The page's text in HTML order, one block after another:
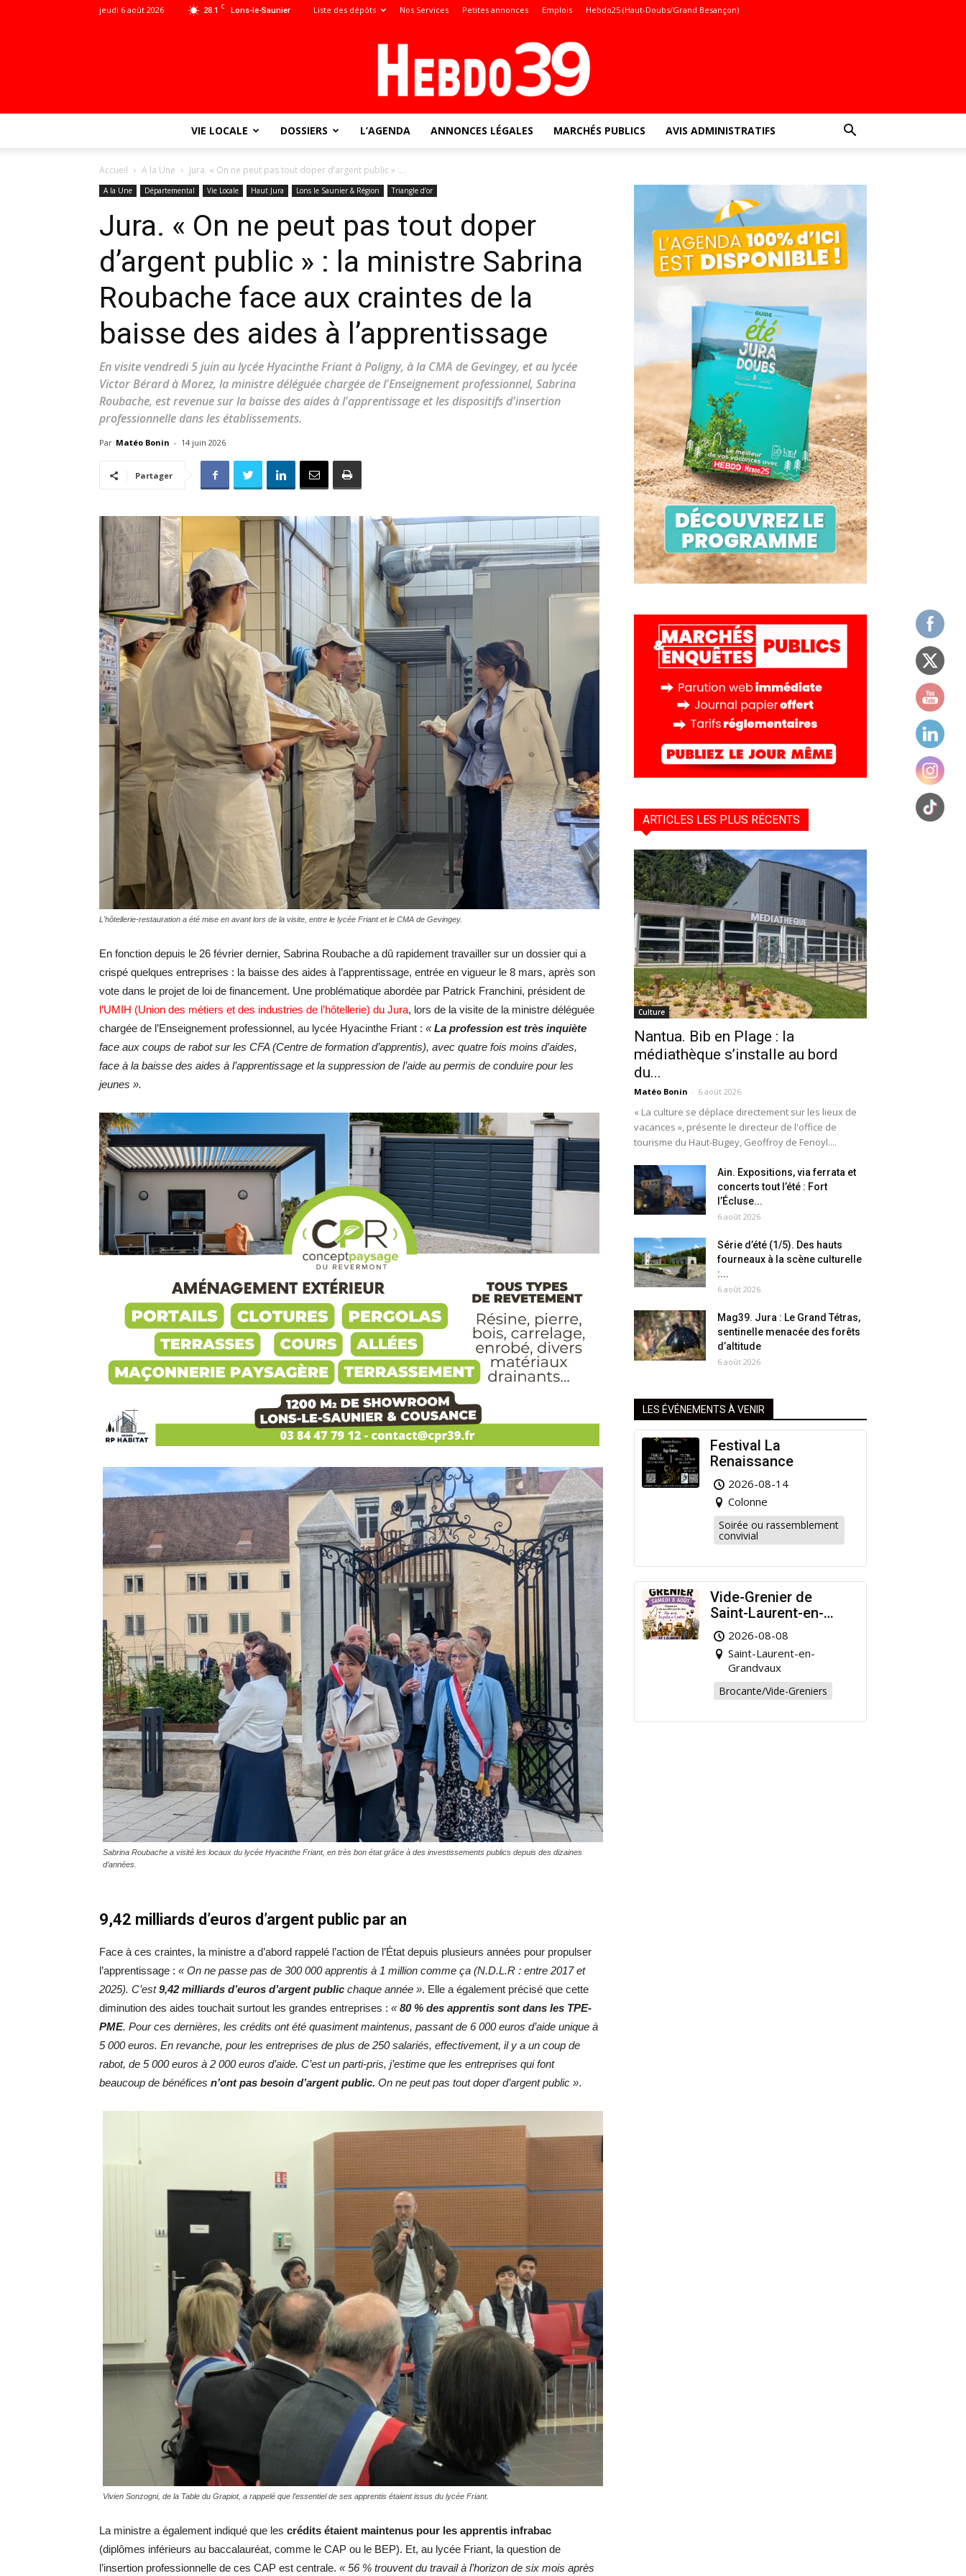
28.1 C Lons-le-Saunier
jeudi 6 août 2026 Liste des dépôts Nos Services Petites annonces Emplois Hebdo25 (Haut-Doubs/Grand Besançon)
toute
locale
Hebdo39
VIE LOCALE DOSSIERS L’AGENDA ANNONCES LÉGALES MARCHÉS PUBLICS AVIS ADMINISTRATIFS
Accueil A la Une Jura. « On ne peut pas tout doper d’argent public » :...
A la Une Départemental Vie Locale Haut Jura Lons le Saunier & Région Triangle d’or
Jura. « On ne peut pas tout doper
d’argent public » : la ministre Sabrina
Roubache face aux craintes de la
baisse des aides à l’apprentissage
En visite vendredi 5 juin au lycée Hyacinthe Friant à Poligny, à la CMA de Gevingey, et au lycée
Victor Bérard à Morez, la ministre déléguée chargée de l'Enseignement professionnel, Sabrina
Roubache, est revenue sur la baisse des aides à l'apprentissage et les dispositifs d'insertion
professionnelle dans les établissements.
Par Matéo Bonin - 14 juin 2026
Partager
L'hôtellerie-restauration a été mise en avant lors de la visite, entre le lycée Friant et le CMA de Gevingey.
En fonction depuis le 26 février dernier, Sabrina Roubache a dû rapidement travailler sur un dossier qui a
crispé quelques entreprises : la baisse des aides à l’apprentissage, entrée en vigueur le 8 mars, après son
vote dans le projet de loi de financement. Une problématique abordée par Patrick Franchini, président de
l’UMIH (Union des métiers et des industries de l’hôtellerie) du Jura, lors de la visite de la ministre déléguée
chargée de l’Enseignement professionnel, au lycée Hyacinthe Friant : «La profession est très inquiète
face aux coups de rabot sur les CFA (Centre de formation d’apprentis), avec quatre fois moins d’aides,
face à la baisse des aides à l’apprentissage et la suppression de l’aide au permis de conduire pour les
jeunes ».
Sabrina Roubache a visité les locaux du lycée Hyacinthe Friant, en très bon état grâce à des investissements publics depuis des dizaines
d’années.
9,42 milliards d’euros d’argent public par an
Face à ces craintes, la ministre a d’abord rappelé l’action de l’État depuis plusieurs années pour propulser
l’apprentissage : « On ne passe pas de 300 000 apprentis à 1 million comme ça (N.D.L.R : entre 2017 et
2025). C’est9,42 milliards d’euros d’argent public chaque année ». Elle a également précisé que cette
diminution des aides touchait surtout les grandes entreprises : «80 % des apprentis sont dans les TPE-
PME. Pour ces dernières, les crédits ont été quasiment maintenus, passant de 6 000 euros d’aide unique à
5 000 euros. En revanche, pour les entreprises de plus de 250 salariés, effectivement, il y a un coup de
rabot, de 5 000 euros à 2 000 euros d’aide. C’est un parti-pris, j’estime que les entreprises qui font
beaucoup de bénéfices n’ont pas besoin d’argent public. On ne peut pas tout doper d’argent public ».
Vivien Sonzogni, de la Table du Grapiot, a rappelé que l’essentiel de ses apprentis étaient issus du lycée Friant.
La ministre a également indiqué que les crédits étaient maintenus pour les apprentis infrabac
(diplômes inférieurs au baccalauréat, comme le CAP ou le BEP). Et, au lycée Friant, la question de
l’insertion professionnelle de ces CAP est centrale. « 56 % trouvent du travail à l’horizon de six mois après
ARTICLES LES PLUS RÉCENTS
Culture
Nantua. Bib en Plage : la
médiathèque s’installe au bord
du...
Matéo Bonin - 6 août 2026
« La culture se déplace directement sur les lieux de
vacances », présente le directeur de l'office de
tourisme du Haut-Bugey, Geoffroy de Fenoyl....
Ain. Expositions, via ferrata et
concerts tout l’été : Fort
l’Écluse...
6 août 2026
Série d’été (1/5). Des hauts
fourneaux à la scène culturelle
:...
6 août 2026
Mag39. Jura : Le Grand Tétras,
sentinelle menacée des forêts
d’altitude
6 août 2026
LES ÉVÉNEMENTS À VENIR
Festival La
Renaissance
2026-08-14
Colonne
Soirée ou rassemblement
convivial
Vide-Grenier de
Saint-Laurent-en-
Grandvaux : Venez
chiner pour la bonne
cause !
2026-08-08
Saint-Laurent-en-
Grandvaux
Brocante/Vide-Greniers